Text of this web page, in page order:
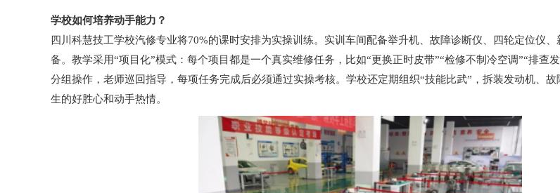
学校如何培养动手能力？
四川科慧技工学校汽修专业将70%的课时安排为实操训练。实训车间配备举升机、故障诊断仪、四轮定位仪
备。教学采用“项目化”模式：每个项目都是一个真实维修任务，比如“更换正时皮带”“检修不制冷空调”“排查
分组操作，老师巡回指导，每项任务完成后必须通过实操考核。学校还定期组织“技能比武”，拆装发动机、
生的好胜心和动手热情。